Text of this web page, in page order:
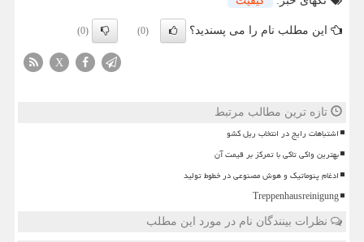
این مطلب نام را می پسندید؟ (0)
(0)
X
تازه ترین مطالب مرتبط
اشتباهات رایج در انتخاب ریل کشو
بهترین واکی تاکی با تمرکز بر قیمت آن
ادغام پنوماتیک و هوش مصنوعی در خطوط تولید
Treppenhausreinigung
نظرات بینندگان نام در مورد این مطلب